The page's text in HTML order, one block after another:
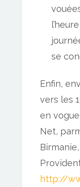
se
Enfin,
vers les
en
Net,
http://